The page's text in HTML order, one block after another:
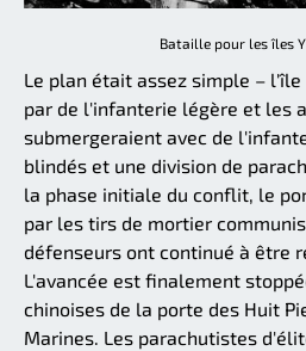
Bataille pour les îles
Le plan était assez simple –
par de l'infanterie légère et les
submergeraient avec de
blindés et une division de
la phase initiale du conflit, le
par les tirs de mortier
défenseurs ont continué à être
L'avancée est finalement
chinoises de la porte des Huit
Marines. Les parachutistes